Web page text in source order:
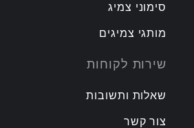
סימוני צמיג
מותגי צמיגים
שירות לקוחות
שאלות ותשובות
צור קשר